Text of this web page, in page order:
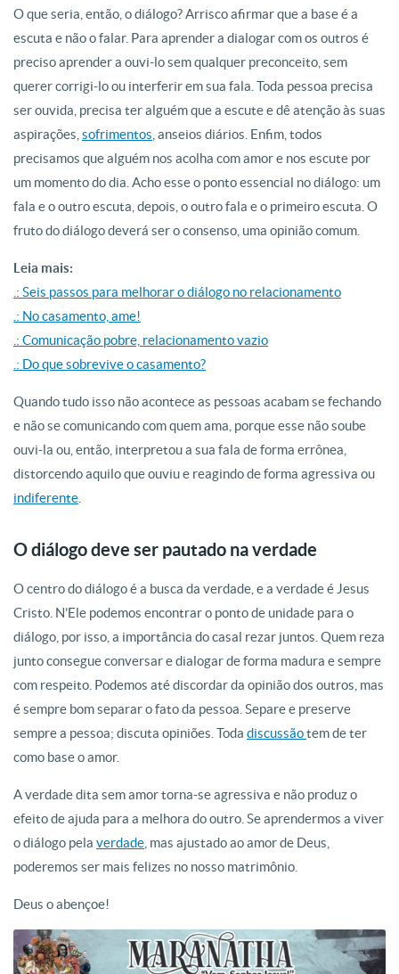
O que seria, então, o diálogo? Arrisco afirmar que a base é a
escuta e não o falar. Para aprender a dialogar com os outros é
preciso aprender a ouvi-lo sem qualquer preconceito, sem
querer corrigi-lo ou interferir em sua fala. Toda pessoa precisa
ser ouvida, precisa ter alguém que a escute e dê atenção às suas
aspirações, sofrimentos , anseios diários. Enfim, todos
precisamos que alguém nos acolha com amor e nos escute por
um momento do dia. Acho esse o ponto essencial no diálogo: um
fala e o outro escuta, depois, o outro fala e o primeiro escuta. O
fruto do diálogo deverá ser o consenso, uma opinião comum.
Leia mais:
.: Seis passos para melhorar o diálogo no relacionamento
.: No casamento, ame!
.: Comunicação pobre, relacionamento vazio
.: Do que sobrevive o casamento?
Quando tudo isso não acontece as pessoas acabam se fechando
e não se comunicando com quem ama, porque esse não soube
ouvi-la ou, então, interpretou a sua fala de forma errônea,
distorcendo aquilo que ouviu e reagindo de forma agressiva ou
indiferente
O diálogo deve ser pautado na verdade
O centro do diálogo é a busca da verdade, e a verdade é Jesus
Cristo. N’Ele podemos encontrar o ponto de unidade para o
diálogo, por isso, a importância do casal rezar juntos. Quem reza
junto consegue conversar e dialogar de forma madura e sempre
com respeito. Podemos até discordar da opinião dos outros, mas
é sempre bom separar o fato da pessoa. Separe e preserve
sempre a pessoa; discuta opiniões. Toda discussãotem de ter
como base o amor.
A verdade dita sem amor torna-se agressiva e não produz o
efeito de ajuda para a melhora do outro. Se aprendermos a viver
o diálogo pela verdade , mas ajustado ao amor de Deus,
poderemos ser mais felizes no nosso matrimônio.
Deus o abençoe!